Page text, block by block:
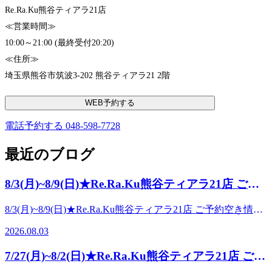
Re.Ra.Ku熊谷ティアラ21店
≪営業時間≫
10:00～21:00 (最終受付20:20)
≪住所≫
埼玉県熊谷市筑波3-202 熊谷ティアラ21 2階
WEB予約する
電話予約する 048-598-7728
最近のブログ
8/3(月)~8/9(日)★Re.Ra.Ku熊谷ティアラ21店 ご予
8/3(月)~8/9(日)★Re.Ra.Ku熊谷ティアラ21店 ご予約空き情報
真っただ中!!!!毎日暑い日が続きますが、皆さまお元気です
か?ただいま当店では、夏限定の**-5℃の炭酸泡でひんやり
リフレッシュ!**【爽快ヘッドスパ】付きセットメニューご
2026.08.03
7/27(月)~8/2(日)★Re.Ra.Ku熊谷ティアラ21店 ご予